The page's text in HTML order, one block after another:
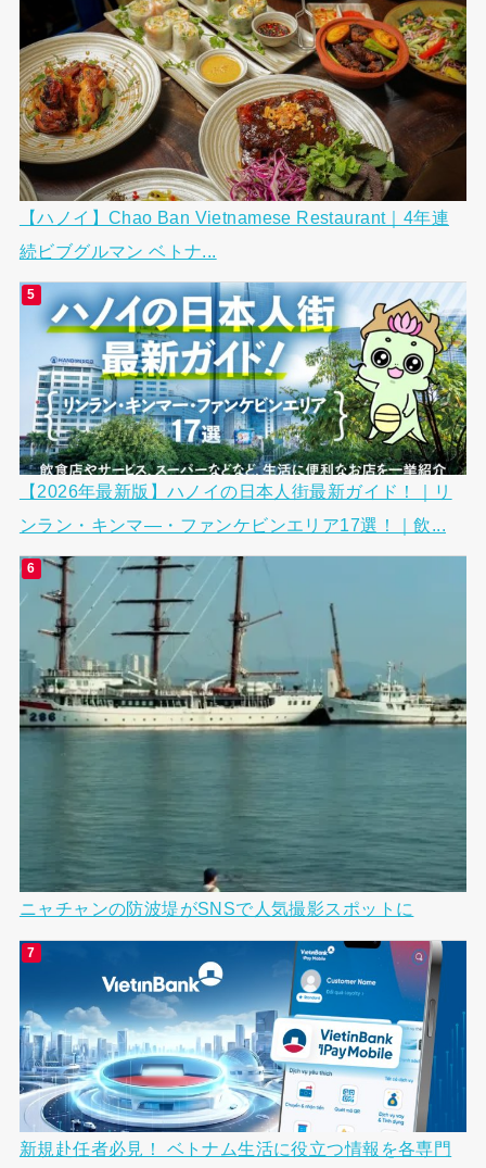
【ハノイ】Chao Ban Vietnamese Restaurant｜4年連
続ビブグルマン ベトナ...
【2026年最新版】ハノイの日本人街最新ガイド！｜リ
ンラン・キンマ―・ファンケビンエリア17選！｜飲...
ニャチャンの防波堤がSNSで人気撮影スポットに
新規赴任者必見！ ベトナム生活に役立つ情報を各専門